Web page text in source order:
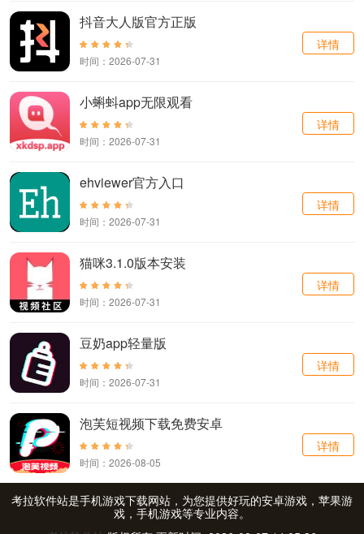
抖音大人版官方正版
时间：2026-07-31
详情
小蝌蚪app无限观看
时间：2026-07-31
详情
ehviewer官方入口
时间：2026-07-31
详情
猫咪3.1.0版本安装
时间：2026-07-31
详情
豆奶app轻量版
时间：2026-07-31
详情
泡芙短视频下载免费安卓
时间：2026-08-05
详情
考拉软件站是手机游戏下载网站，为您提供好玩的安卓游戏，苹果游
戏，手机游戏等专业内容。